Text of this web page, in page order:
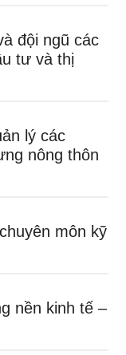
đội ngũ các
tư và thị
lý các
nông thôn
môn kỹ
nền kinh tế –